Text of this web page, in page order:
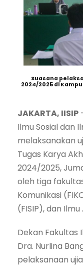
Suasana
2024/2025 di
JAKARTA, IISIP
Ilmu Sosial dan
melaksanakan
Tugas Karya
2024/2025,
oleh tiga
Komunikasi
(FISIP), dan
Dekan Fakultas
Dra. Nurlina
pelaksanaan